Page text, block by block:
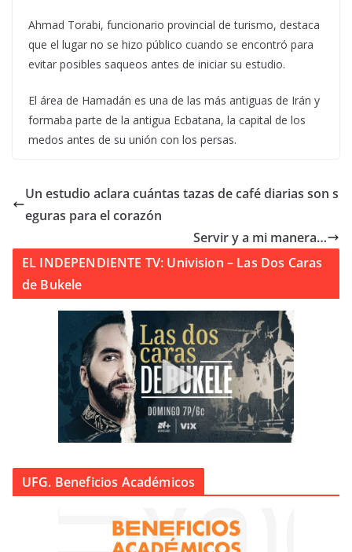
Ahmad Torabi, funcionario provincial de turismo, destaca
que el lugar no se hizo público cuando se encontró para
evitar posibles saqueos antes de iniciar su estudio.
El área de Hamadán es una de las más antiguas de Irán y
formaba parte de la antigua Ecbatana, la capital de los
medos antes de su unión con los persas.
Un estudio aclara cuántas tazas de café diarias son s
eguras para el corazón
Servir y a mi manera…
EL INDEPENDIENTE TV: Univision – Las Dos Caras
de Bukele
UFG. Beneficios Académicos